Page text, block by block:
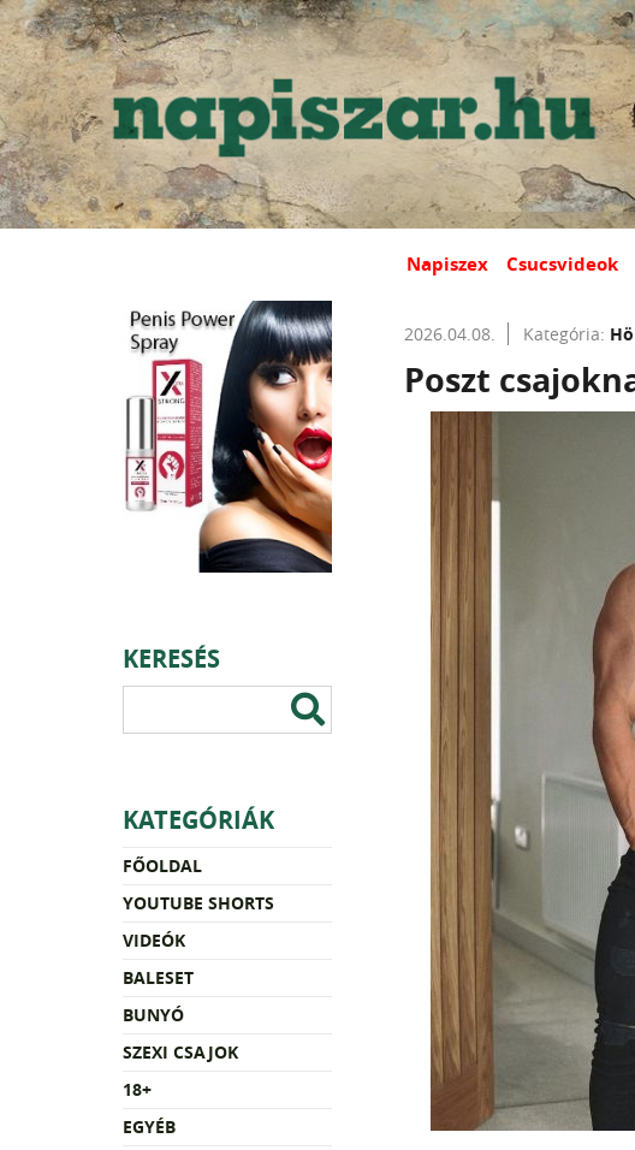
Napiszex Csucsvideok
KERESÉS
KATEGÓRIÁK
FŐOLDAL
YOUTUBE SHORTS
VIDEÓK
BALESET
BUNYÓ
SZEXI CSAJOK
18+
EGYÉB
2026.04.08. Kategória:
Poszt